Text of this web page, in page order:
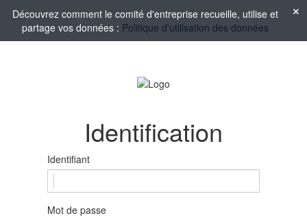
Découvrez comment le comité d'entreprise recueille, utilise et
partage vos données : Politique d'utilisation des données
Identification
Identifiant
Mot de passe